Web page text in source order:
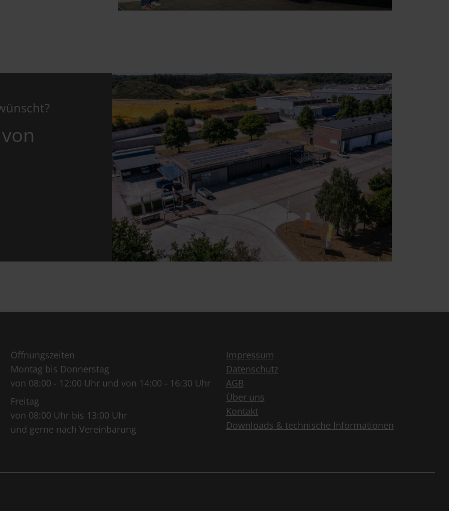
Öffnungszeiten
Montag bis Donnerstag
von 08:00 - 12:00 Uhr und von 14:00 - 16:30 Uhr
Freitag
von 08:00 Uhr bis 13:00 Uhr
und gerne nach Vereinbarung
Impressum
Datenschutz
AGB
Über uns
Kontakt
Downloads & technische Informationen